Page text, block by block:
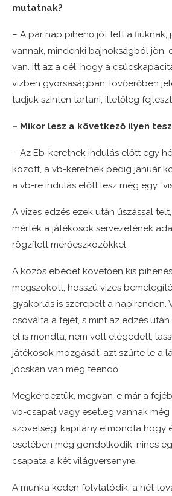
mutatnak?
– A pár nap pihenő jót tett a fiúknak,
vannak, mindenki bajnokságból jön,
van. Itt az a cél, hogy a
vízben gyorsaságban, lövőerőben
tudjuk szinten tartani, illetőleg
– Mikor lesz a következő ilyen
– Az Eb-keretnek indulás előtt egy
között, a vb-keretnek pedig január
a vb-re indulás előtt lesz még egy
A vizes edzés ezek után úszással
mérték a játékosok servezetének
rögzített mérőeszközökkel.
A közös ebédet követően kis
megszokott, hosszú vizes
gyakorlás is szerepelt a napirenden.
csóválta a fejét, s mint az edzés
el is mondta, nem volt elégedett,
játékosok mozgását, azt szűrte le a
jócskán van még teendő.
Megkérdeztük, megvan-e már a
vb-csapat vagy esetleg vannak még
szövetségi kapitány elmondta hogy
esetében még gondolkodik, nincs
csapata a két világversenyre.
A munka keden folytatódik, a hét